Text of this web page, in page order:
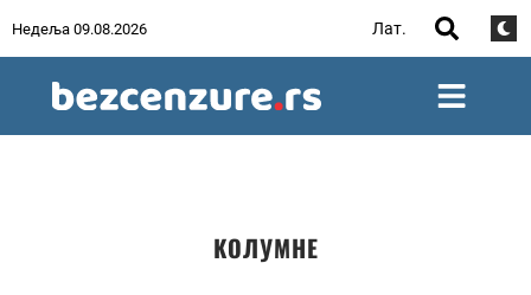
Недеља 09.08.2026 Лат.
КОЛУМНЕ